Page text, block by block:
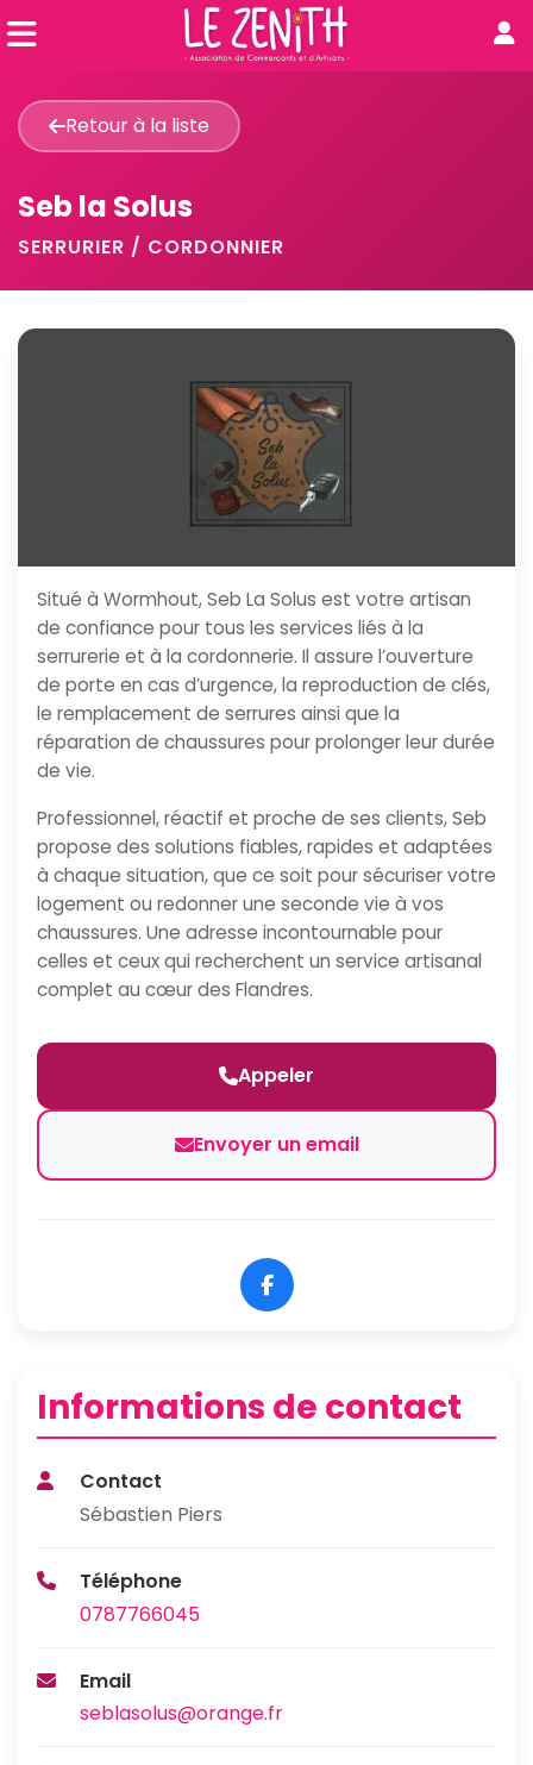
Retour à la liste
Seb la Solus
SERRURIER / CORDONNIER
Situé à Wormhout, Seb La Solus est votre artisan
de confiance pour tous les services liés à la
serrurerie et à la cordonnerie. Il assure l’ouverture
de porte en cas d’urgence, la reproduction de clés,
le remplacement de serrures ainsi que la
réparation de chaussures pour prolonger leur durée
de vie.
Professionnel, réactif et proche de ses clients, Seb
propose des solutions fiables, rapides et adaptées
à chaque situation, que ce soit pour sécuriser votre
logement ou redonner une seconde vie à vos
chaussures. Une adresse incontournable pour
celles et ceux qui recherchent un service artisanal
complet au cœur des Flandres.
Appeler
Envoyer un email
Informations de contact
Contact
Sébastien Piers
Téléphone
0787766045
Email
seblasolus@orange.fr